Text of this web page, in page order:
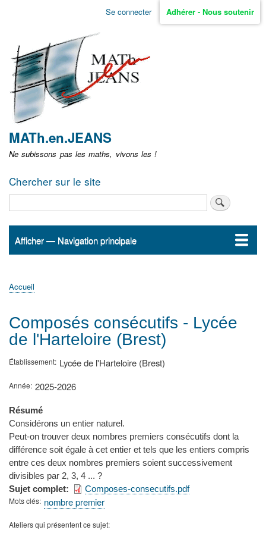
Aller
non
identifié
Se connecter Adhérer - Nous soutenir
MATh.en.JEANS
Ne subissons pas les maths, vivons les !
Chercher sur le site
Navigation
Afficher — Navigation principale
Accueil
ActualitésMATh.en.JEANS ?
Régions et Ateliers
Créer, gérer un atelier
Sujets/Publications
Congrès
d'Ariane
Accueil
Composés consécutifs - Lycée
de l'Harteloire (Brest)
Établissement Lycée de l'Harteloire (Brest)
Année 2025-2026
Résumé
Considérons un entier naturel.
Peut-on trouver deux nombres premiers consécutifs dont la
différence soit égale à cet entier et tels que les entiers compris
entre ces deux nombres premiers soient successivement
divisibles par 2, 3, 4 ... ?
Sujet complet
Composes-consecutifs.pdf
Mots clés nombre premier
Ateliers qui présentent ce sujet